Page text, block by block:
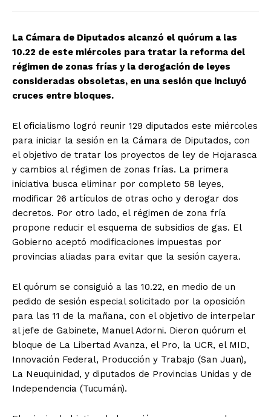
La Cámara de Diputados alcanzó el quórum a las
10.22 de este miércoles para tratar la reforma del
régimen de zonas frías y la derogación de leyes
consideradas obsoletas, en una sesión que incluyó
cruces entre bloques.
El oficialismo logró reunir 129 diputados este miércoles
para iniciar la sesión en la Cámara de Diputados, con
el objetivo de tratar los proyectos de ley de Hojarasca
y cambios al régimen de zonas frías. La primera
iniciativa busca eliminar por completo 58 leyes,
modificar 26 artículos de otras ocho y derogar dos
decretos. Por otro lado, el régimen de zona fría
propone reducir el esquema de subsidios de gas. El
Gobierno aceptó modificaciones impuestas por
provincias aliadas para evitar que la sesión cayera.
El quórum se consiguió a las 10.22, en medio de un
pedido de sesión especial solicitado por la oposición
para las 11 de la mañana, con el objetivo de interpelar
al jefe de Gabinete, Manuel Adorni. Dieron quórum el
bloque de La Libertad Avanza, el Pro, la UCR, el MID,
Innovación Federal, Producción y Trabajo (San Juan),
La Neuquinidad, y diputados de Provincias Unidas y de
Independencia (Tucumán).